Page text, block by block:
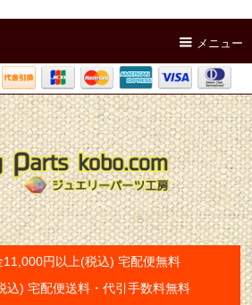
メニュー
11,000円以上(税込) 宅配便無料
込) 宅配便送料・代引手数料無料